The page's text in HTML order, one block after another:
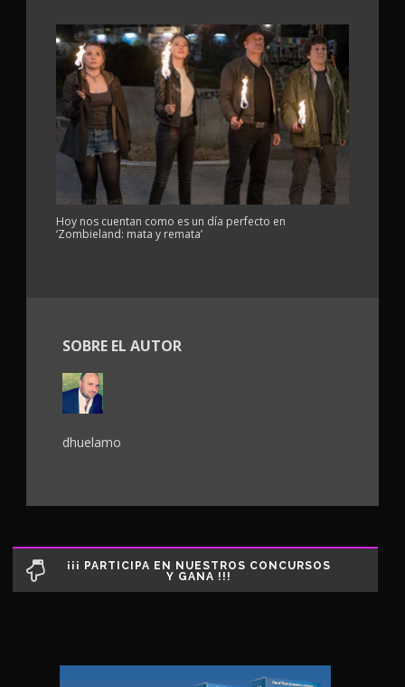
Hoy nos cuentan como es un día perfecto en
‘Zombieland: mata y remata’
SOBRE EL AUTOR
dhuelamo
¡¡¡ PARTICIPA EN NUESTROS CONCURSOS
Y GANA !!!